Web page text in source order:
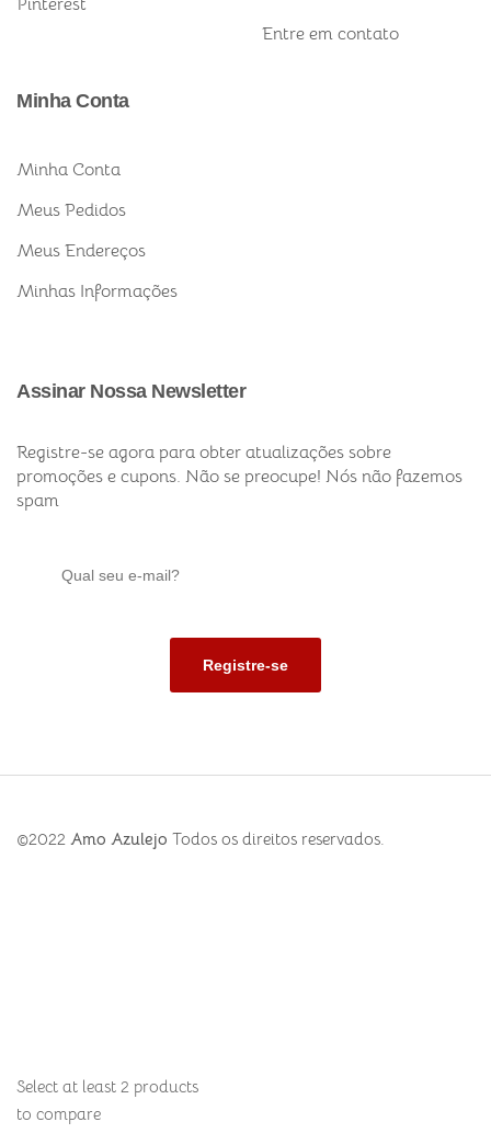
Pinterest
Entre em contato
Minha Conta
Minha Conta
Meus Pedidos
Meus Endereços
Minhas Informações
Assinar Nossa Newsletter
Registre-se agora para obter atualizações sobre
promoções e cupons. Não se preocupe! Nós não fazemos
spam
©2022 Amo Azulejo Todos os direitos reservados.
Select at least 2 products
to compare